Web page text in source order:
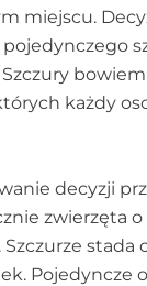
miejscu.
Szczury
każdy
decyzji
zwierzęta
stada
Pojedyncze